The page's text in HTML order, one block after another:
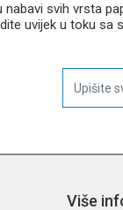
svih vrsta
uvijek u toku
Više